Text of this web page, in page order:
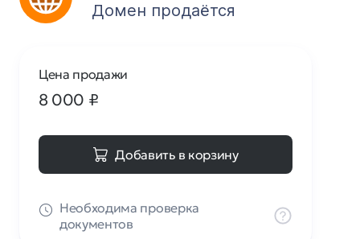
Домен продаётся
Цена продажи
8 000 ₽
Добавить в корзину
Необходима проверка
документов